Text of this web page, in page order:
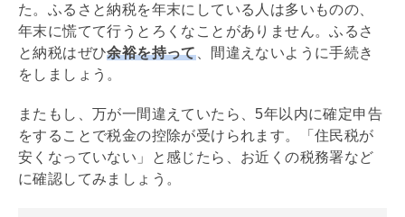
た。ふるさと納税を年末にしている人は多いものの、
年末に慌てて行うとろくなことがありません。ふるさ
と納税はぜひ余裕を持って、間違えないように手続き
をしましょう。
またもし、万が一間違えていたら、5年以内に確定申告
をすることで税金の控除が受けられます。「住民税が
安くなっていない」と感じたら、お近くの税務署など
に確認してみましょう。